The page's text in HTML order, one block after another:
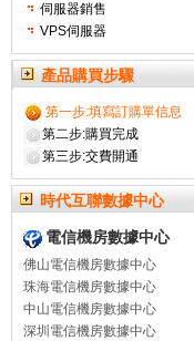
伺服器銷售
VPS伺服器
產品購買步驟
第一步:填寫訂購單信息
第二步:購買完成
第三步:交費開通
時代互聯數據中心
電信機房數據中心
佛山電信機房數據中心
珠海電信機房數據中心
中山電信機房數據中心
深圳電信機房數據中心